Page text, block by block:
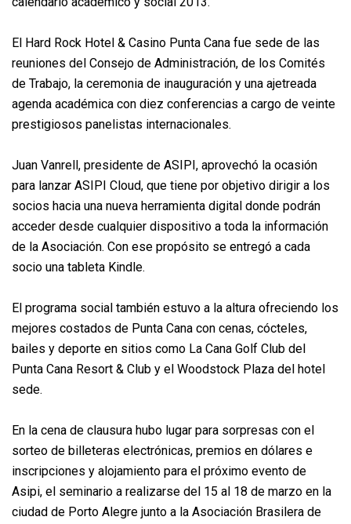
El Hard Rock Hotel & Casino Punta Cana fue sede de las
reuniones del Consejo de Administración, de los Comités
de Trabajo, la ceremonia de inauguración y una ajetreada
agenda académica con diez conferencias a cargo de veinte
prestigiosos panelistas internacionales.
Juan Vanrell, presidente de ASIPI, aprovechó la ocasión
para lanzar ASIPI Cloud, que tiene por objetivo dirigir a los
socios hacia una nueva herramienta digital donde podrán
acceder desde cualquier dispositivo a toda la información
de la Asociación. Con ese propósito se entregó a cada
socio una tableta Kindle.
El programa social también estuvo a la altura ofreciendo los
mejores costados de Punta Cana con cenas, cócteles,
bailes y deporte en sitios como La Cana Golf Club del
Punta Cana Resort & Club y el Woodstock Plaza del hotel
sede.
En la cena de clausura hubo lugar para sorpresas con el
sorteo de billeteras electrónicas, premios en dólares e
inscripciones y alojamiento para el próximo evento de
Asipi, el seminario a realizarse del 15 al 18 de marzo en la
ciudad de Porto Alegre junto a la Asociación Brasilera de